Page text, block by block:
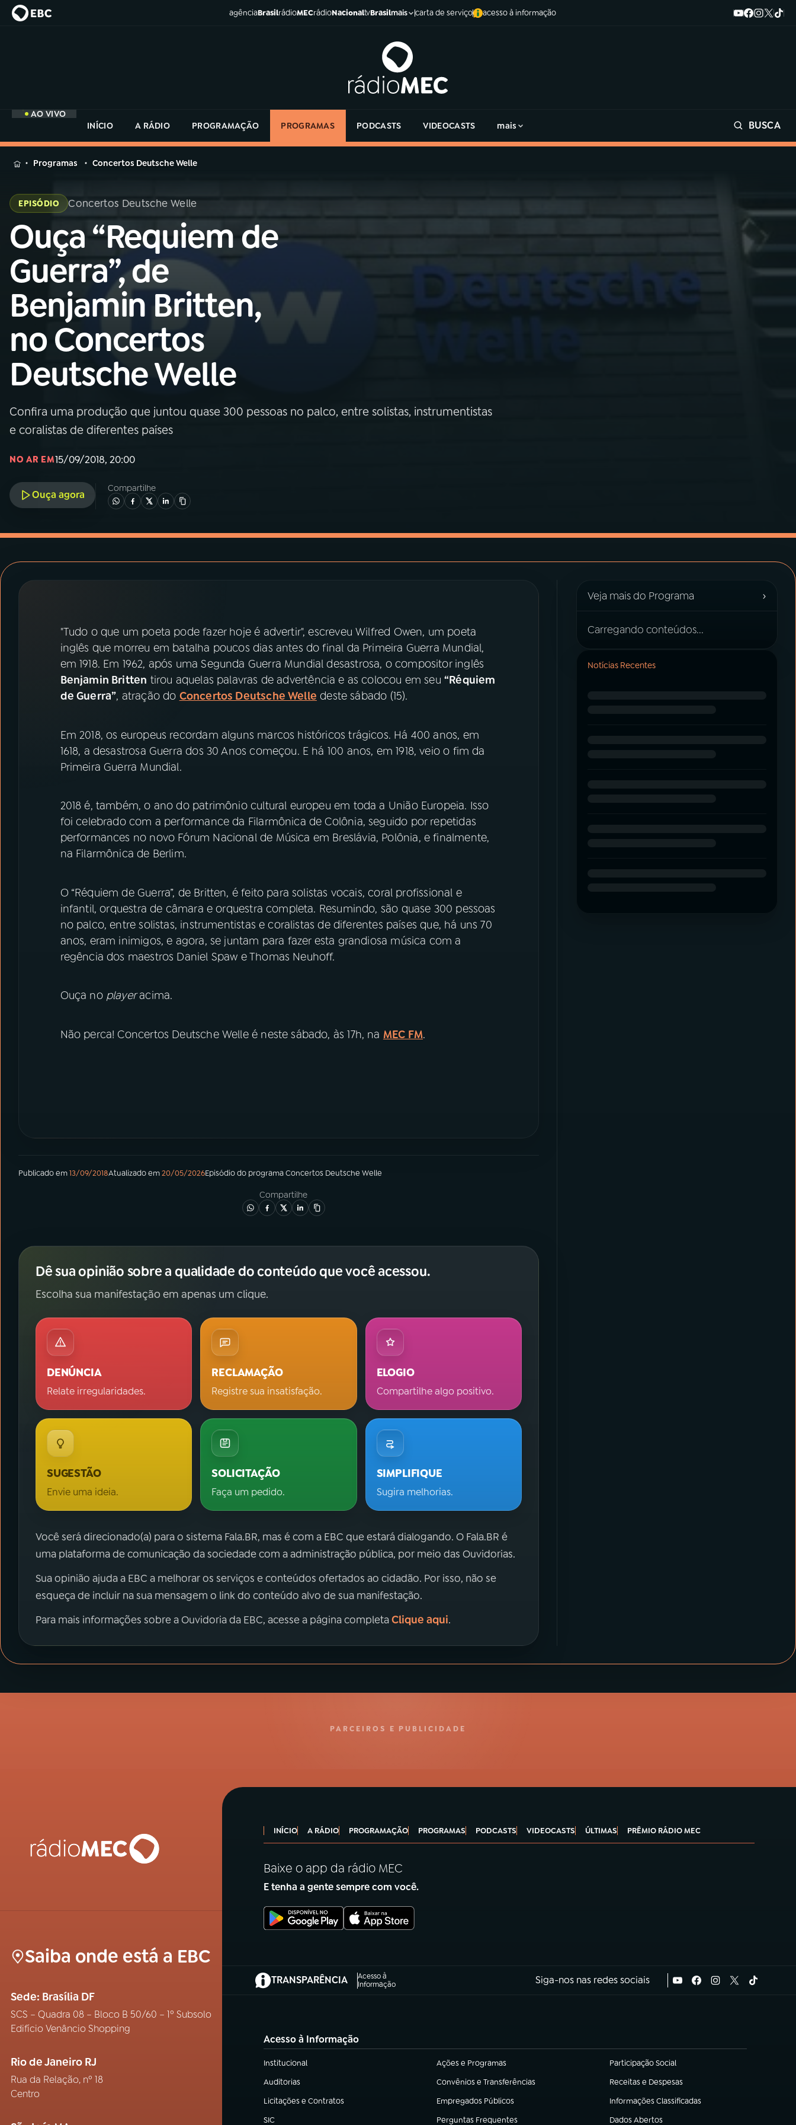
agênciaBrasilrádioMECrádioNacionaltvBrasilmais carta de serviço acesso à informação
AO VIVO
INÍCIO
A RÁDIO PROGRAMAÇÃO PROGRAMAS PODCASTS VIDEOCASTS mais BUSCA
MENU
Buscar
na
Rádio
MEC
Início AO VIVO
01 INÍCIO
02A RÁDIO
03PROGRAMAÇÃO
04PROGRAMAS
05 PODCASTS
06VIDEOCASTS
07ÚLTIMAS
Facebook
Instagram X
na
Rádio
Programas Concertos Deutsche Welle
EPISÓDIO Concertos Deutsche Welle
Ouça “Requiem de
Guerra”, de
Benjamin Britten,
no Concertos
Deutsche Welle
Confira uma produção que juntou quase 300 pessoas no palco, entre solistas, instrumentistas
e coralistas de diferentes países
NO AR EM15/09/2018, 20:00
Ouça agora
Compartilhe
"Tudo o que um poeta pode fazer hoje é advertir", escreveu Wilfred Owen, um poeta
inglês que morreu em batalha poucos dias antes do final da Primeira Guerra Mundial,
em 1918. Em 1962, após uma Segunda Guerra Mundial desastrosa, o compositor inglês
Benjamin Britten tirou aquelas palavras de advertência e as colocou em seu“Réquiem
de Guerra”, atração do Concertos Deutsche Welle deste sábado (15).
Em 2018, os europeus recordam alguns marcos históricos trágicos. Há 400 anos, em
1618, a desastrosa Guerra dos 30 Anos começou. E há 100 anos, em 1918, veio o fim da
Primeira Guerra Mundial.
2018 é, também, o ano do patrimônio cultural europeu em toda a União Europeia. Isso
foi celebrado com a performance da Filarmônica de Colônia, seguido por repetidas
performances no novo Fórum Nacional de Música em Breslávia, Polônia, e finalmente,
na Filarmônica de Berlim.
O “Réquiem de Guerra”, de Britten, é feito para solistas vocais, coral profissional e
infantil, orquestra de câmara e orquestra completa. Resumindo, são quase 300 pessoas
no palco, entre solistas, instrumentistas e coralistas de diferentes países que, há uns 70
anos, eram inimigos, e agora, se juntam para fazer esta grandiosa música com a
regência dos maestros Daniel Spaw e Thomas Neuhoff.
Ouça no playeracima.
Não perca! Concertos Deutsche Welle é neste sábado, às 17h, na MEC FM.
Publicado em13/09/2018Atualizado em20/05/2026Episódiodo programaConcertos Deutsche Welle
Compartilhe
Dê sua opinião sobre a qualidade do conteúdo que você acessou.
Escolha sua manifestação em apenas um clique.
DENÚNCIA
Relate irregularidades.
RECLAMAÇÃO
Registre sua insatisfação.
ELOGIO
Compartilhe algo positivo.
SUGESTÃO
Envie uma ideia.
SOLICITAÇÃO
Faça um pedido.
SIMPLIFIQUE
Sugira melhorias.
Você será direcionado(a) para o sistema Fala.BR, mas é com a EBC que estará dialogando. O Fala.BR é
uma plataforma de comunicação da sociedade com a administração pública, por meio das Ouvidorias.
Sua opinião ajuda a EBC a melhorar os serviços e conteúdos ofertados ao cidadão. Por isso, não se
esqueça de incluir na sua mensagem o link do conteúdo alvo de sua manifestação.
Para mais informações sobre a Ouvidoria da EBC, acesse a página completaClique aqui.
Veja mais do Programa ›
Carregando conteúdos...
Notícias Recentes
PARCEIROS E PUBLICIDADE
Saiba onde está a EBC
Sede: Brasília DF
SCS – Quadra 08 – Bloco B 50/60 – 1º Subsolo
Edifício Venâncio Shopping
Rio de Janeiro RJ
Rua da Relação, nº 18
Centro
INÍCIO A RÁDIO PROGRAMAÇÃO PROGRAMAS PODCASTS VIDEOCASTS ÚLTIMAS PRÊMIO RÁDIO MEC
Baixe o app da rádio MEC
E tenha a gente sempre com você.
TRANSPARÊNCIA
Acesso à
Informação
(abre em nova aba) Siga-nos nas redes sociais
Acesso à Informação
Institucional
(abre em nova aba) Ações e Programas
(abre em nova aba) Participação Social
(abre em nova aba)
Auditorias
(abre em nova aba) Convênios e Transferências
(abre em nova aba) Receitas e Despesas
(abre em nova aba)
Licitações e Contratos
(abre em nova aba) Empregados Públicos
(abre em nova aba) Informações Classificadas
(abre em nova aba)
SIC
Perguntas Frequentes Dados Abertos